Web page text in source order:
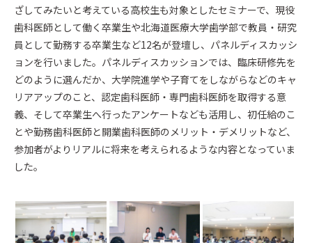
ざしてみたいと考えている高校生も対象としたセミナーで、現役
歯科医師として働く卒業生や北海道医療大学歯学部で教員・研究
員として勤務する卒業生など12名が登壇し、パネルディスカッシ
ョンを行いました。パネルディスカッションでは、臨床研修先を
どのように選んだか、大学院進学や子育てをしながらなどのキャ
リアアップのこと、認定歯科医師・専門歯科医師を取得する意
義、そして卒業生へ行ったアンケートなども活用し、初任給のこ
とや勤務歯科医師と開業歯科医師のメリット・デメリットなど、
参加者がよりリアルに将来を考えられるような内容となっていま
した。